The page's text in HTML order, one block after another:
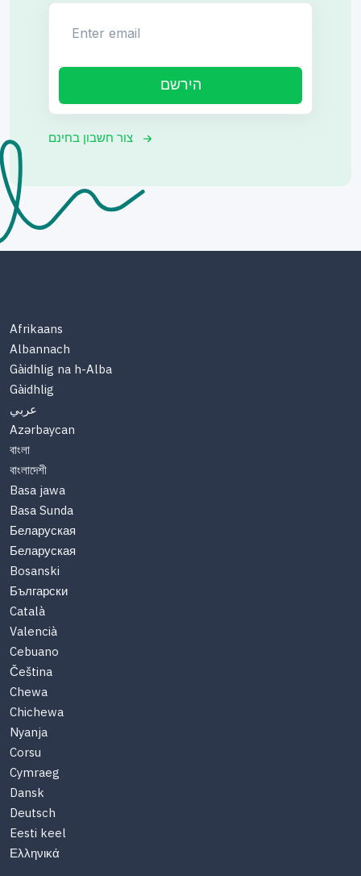
הירשם
צור חשבון בחינם
Afrikaans
Albannach
Gàidhlig na h-Alba
Gàidhlig
عربي
Azərbaycan
বাংলা
বাংলাদেশী
Basa jawa
Basa Sunda
Беларуская
Беларуская
Bosanski
Български
Català
Valencià
Cebuano
Čeština
Chewa
Chichewa
Nyanja
Corsu
Cymraeg
Dansk
Deutsch
Eesti keel
Ελληνικά